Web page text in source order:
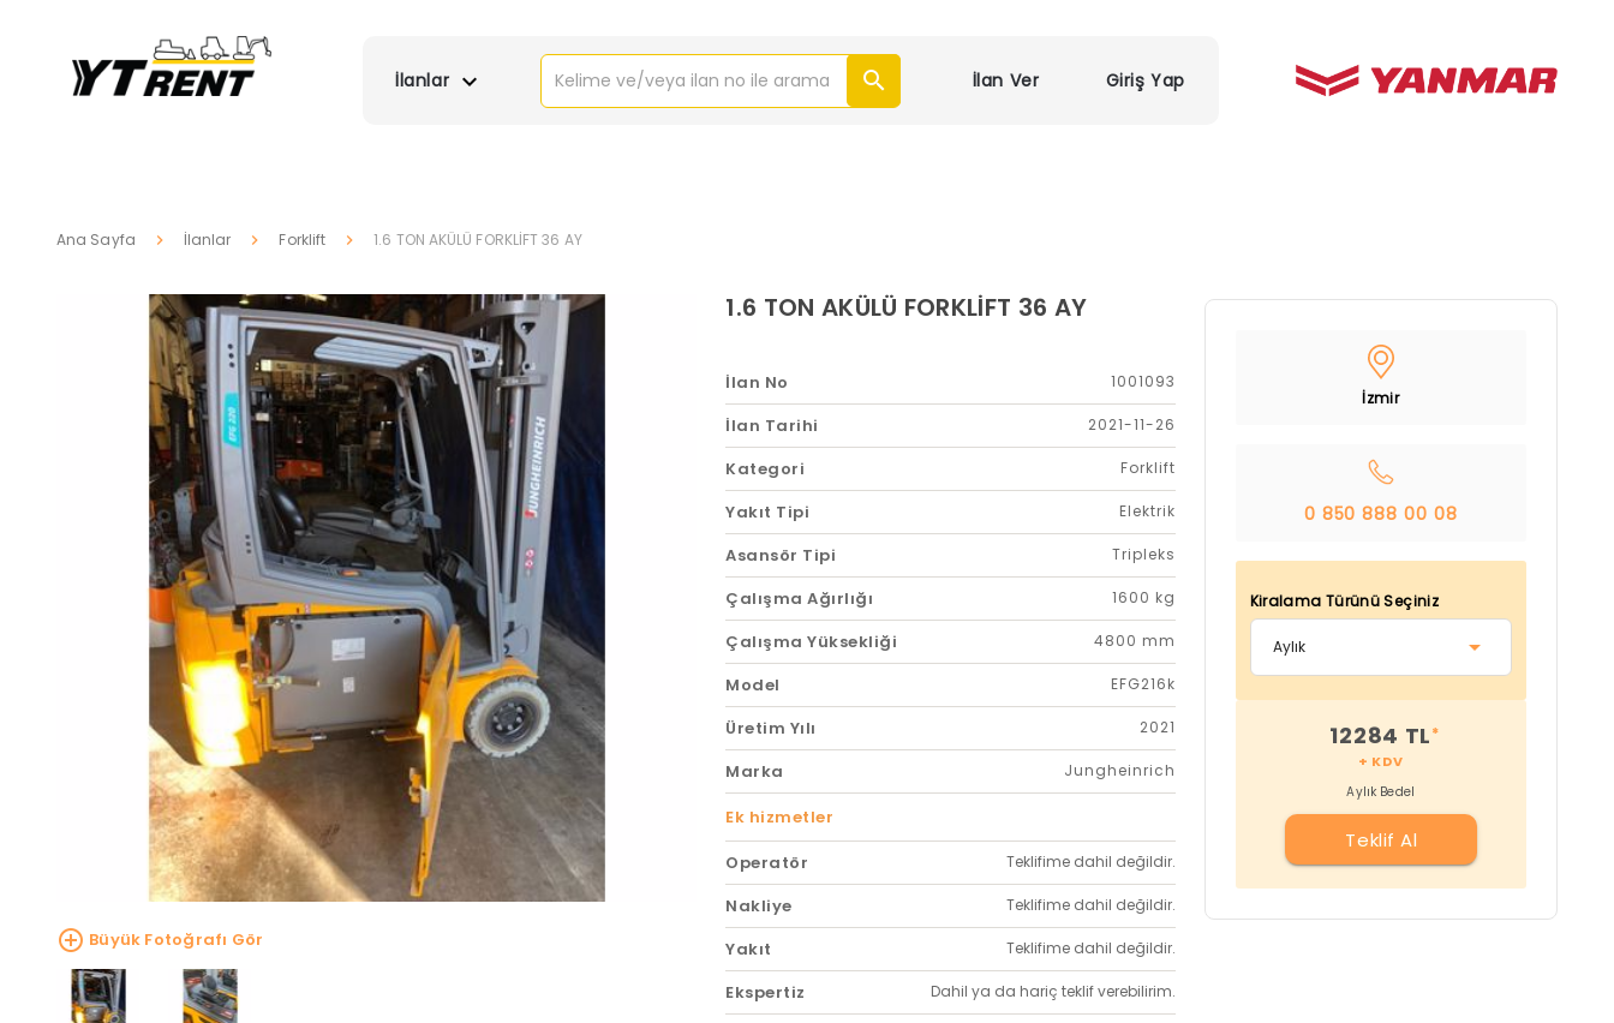
İlanlar İlan Ver Giriş Yap
Ana Sayfa İlanlar Forklift 1.6 TON AKÜLÜ FORKLİFT 36 AY
Büyük Fotoğrafı Gör
1.6 TON AKÜLÜ FORKLİFT 36 AY
İlan No 1001093
İlan Tarihi 2021-11-26
Kategori Forklift
Yakıt Tipi Elektrik
Asansör Tipi Tripleks
Çalışma Ağırlığı 1600 kg
Çalışma Yüksekliği 4800 mm
Model EFG216k
Üretim Yılı 2021
Marka Jungheinrich
Ek hizmetler
Operatör
Teklifime dahil değildir.
Nakliye Teklifime dahil değildir.
Yakıt Teklifime dahil değildir.
Ekspertiz Dahil ya da hariç teklif verebilirim.
İzmir
0 850 888 00 08
Kiralama Türünü Seçiniz
12284 TL*
+ KDV
Aylık Bedel
Teklif Al